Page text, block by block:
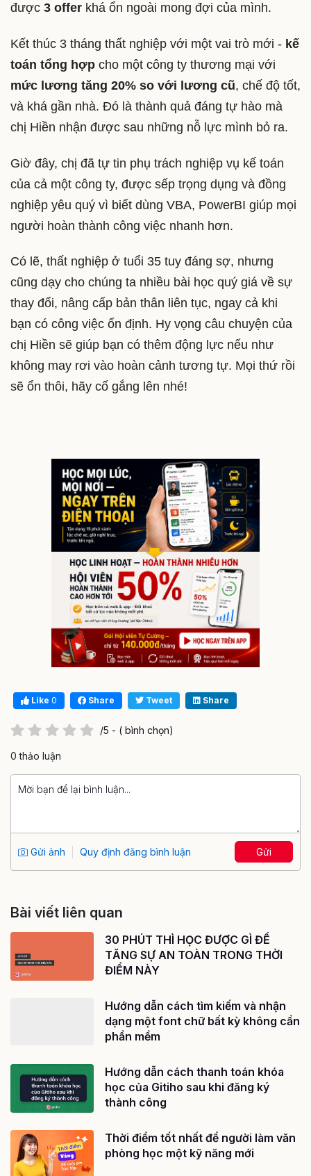
được 3 offer khá ổn ngoài mong đợi của mình.
Kết thúc 3 tháng thất nghiệp với một vai trò mới - kế
toán tổng hợp cho một công ty thương mại với
mức lương tăng 20% so với lương cũ, chế độ tốt,
và khá gần nhà. Đó là thành quả đáng tự hào mà
chị Hiền nhận được sau những nỗ lực mình bỏ ra.
Giờ đây, chị đã tự tin phụ trách nghiệp vụ kế toán
của cả một công ty, được sếp trọng dụng và đồng
nghiệp yêu quý vì biết dùng VBA, PowerBI giúp mọi
người hoàn thành công việc nhanh hơn.
Có lẽ, thất nghiệp ở tuổi 35 tuy đáng sợ, nhưng
cũng dạy cho chúng ta nhiều bài học quý giá về sự
thay đổi, nâng cấp bản thân liên tục, ngay cả khi
bạn có công việc ổn định. Hy vọng câu chuyện của
chị Hiền sẽ giúp bạn có thêm động lực nếu như
không may rơi vào hoàn cảnh tương tự. Mọi thứ rồi
sẽ ổn thôi, hãy cố gắng lên nhé!
Like 0 Share Tweet Share
/5 - ( bình chọn)
0 thảo luận
Gửi ảnh Quy định đăng bình luận Gửi
Bài viết liên quan
30 PHÚT THÌ HỌC ĐƯỢC GÌ ĐỂ
TĂNG SỰ AN TOÀN TRONG THỜI
ĐIỂM NÀY
Hướng dẫn cách tìm kiếm và nhận
dạng một font chữ bất kỳ không cần
phần mềm
Hướng dẫn cách thanh toán khóa
học của Gitiho sau khi đăng ký
thành công
Thời điểm tốt nhất để người làm văn
phòng học một kỹ năng mới